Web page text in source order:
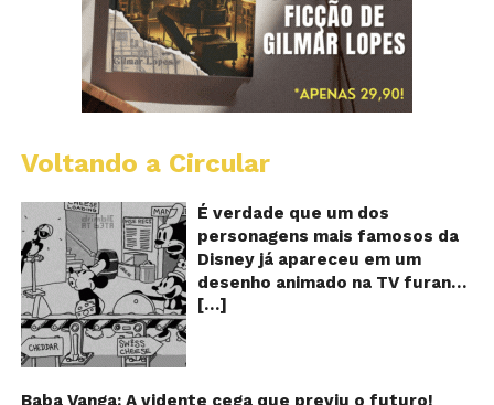
Voltando a Circular
É verdade que um dos
personagens mais famosos da
Disney já apareceu em um
desenho animado na TV furando
queijos com o seu pênis? O
do desenho do personagem
[…]
Baba Vanga: A vidente cega que previu o futuro!